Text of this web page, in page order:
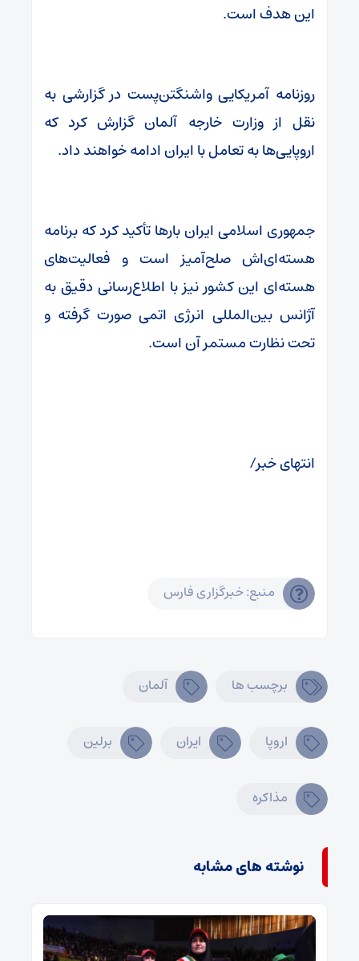
این هدف است.
روزنامه آمریکایی واشنگتن‌پست در گزارشی به
نقل از وزارت خارجه آلمان گزارش کرد که
اروپایی‌ها به تعامل با ایران ادامه خواهند داد.
جمهوری اسلامی ایران بارها تأکید کرد که برنامه
هسته‌ای‌اش صلح‌آمیز است و فعالیت‌های
هسته‌ای این کشور نیز با اطلاع‌رسانی دقیق به
آژانس بین‌المللی انرژی اتمی صورت گرفته و
تحت نظارت مستمر آن است.
انتهای خبر/
منبع: خبرگزاری فارس
برچسب ها آلمان
اروپا ایران برلین
مذاکره
نوشته های مشابه